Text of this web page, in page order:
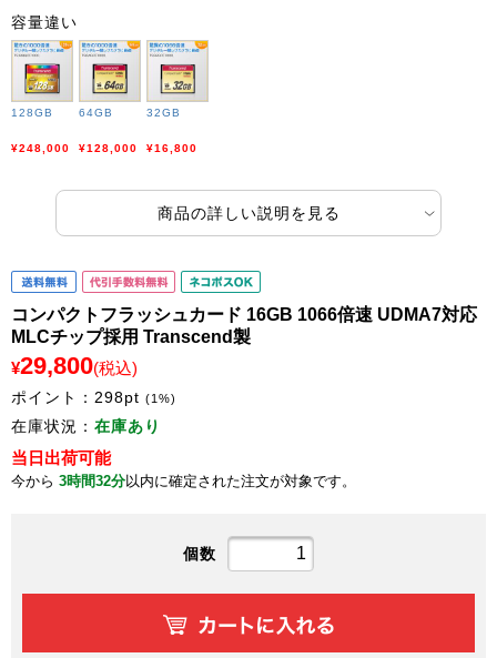
容量違い
128GB
¥248,000
64GB
¥128,000
32GB
¥16,800
商品の詳しい説明を見る
コンパクトフラッシュカード 16GB 1066倍速 UDMA7対応
MLCチップ採用 Transcend製
¥29,800(税込)
ポイント： 298pt (1%)
在庫状況： 在庫あり
当日出荷可能
今から 3時間32分以内に確定された注文が対象です。
個数